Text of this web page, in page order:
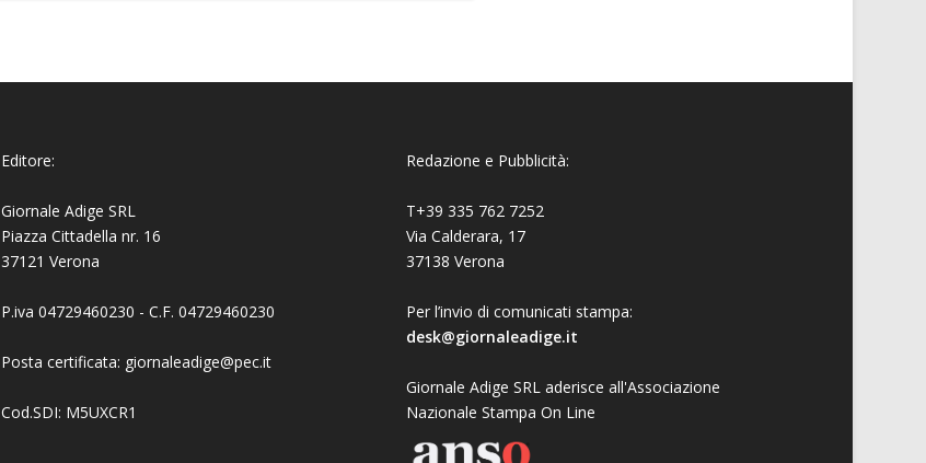
Editore:
Giornale Adige SRL
Piazza Cittadella nr. 16
37121 Verona
P.iva 04729460230 - C.F. 04729460230
Posta certificata: giornaleadige@pec.it
Cod.SDI: M5UXCR1
Redazione e Pubblicità:
T+39 335 762 7252
Via Calderara, 17
37138 Verona
Per l’invio di comunicati stampa:
desk@giornaleadige.it
Giornale Adige SRL aderisce all'Associazione
Nazionale Stampa On Line